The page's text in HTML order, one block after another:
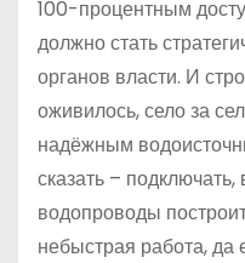
100-процентным
должно стать
органов власти. И
оживилось, село за
надёжным
сказать –
водопроводы
небыстрая работа,